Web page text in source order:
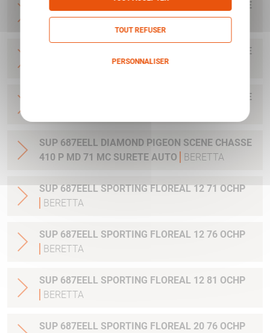
20 P MD 71 MC BERETTA
BERETTA
SUP 687EELL DIAMOND PIGEON SCENE CHASSE
410 P MD 71 MC SURETE AUTO
BERETTA
SUP 687EELL SPORTING FLOREAL 12 71 OCHP
BERETTA
SUP 687EELL SPORTING FLOREAL 12 76 OCHP
BERETTA
SUP 687EELL SPORTING FLOREAL 12 81 OCHP
BERETTA
SUP 687EELL SPORTING FLOREAL 20 76 OCHP
TOUT REFUSER
PERSONNALISER